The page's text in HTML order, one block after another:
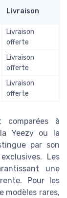
Livraison
Livraison
offerte
Livraison
offerte
Livraison
offerte
comparées à
Yeezy ou la
par son
Les
une
Pour les
modèles rares,